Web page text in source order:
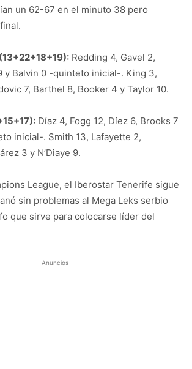
un 62-67 en el minuto 38 pero
Redding 4, Gavel 2,
y Balvin 0 -quinteto inicial-. King 3,
7, Barthel 8, Booker 4 y Taylor 10.
Díaz 4, Fogg 12, Díez 6, Brooks 7
inicial-. Smith 13, Lafayette 2,
3 y N’Diaye 9.
League, el Iberostar Tenerife sigue
sin problemas al Mega Leks serbio
que sirve para colocarse líder del
Anuncios